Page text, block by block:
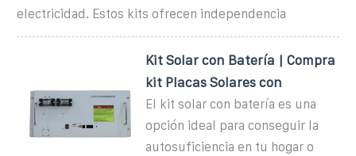
electricidad. Estos kits ofrecen independencia
Kit Solar con Batería | Compra
kit Placas Solares con
El kit solar con batería es una
opción ideal para conseguir la
autosuficiencia en tu hogar o